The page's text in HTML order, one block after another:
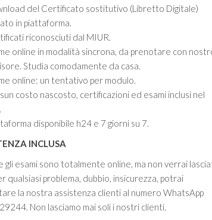
del Certificato sostitutivo (Libretto Digitale)
in piattaforma.
riconosciuti dal MIUR.
online in modalità sincrona, da prenotare con
Studia comodamente da casa.
online: un tentativo per modulo.
costo nascosto, certificazioni ed esami inclusi nel
disponibile h24 e 7 giorni su 7.
INCLUSA
gli esami sono totalmente online, ma non verrai
qualsiasi problema, dubbio, insicurezza, potrai
la nostra assistenza clienti al numero WhatsApp
Non lasciamo mai soli i nostri clienti.